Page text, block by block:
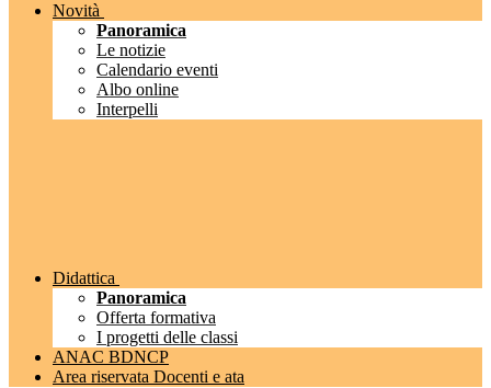
Novità
Panoramica
Le notizie
Calendario eventi
Albo online
Interpelli
Didattica
Panoramica
Offerta formativa
I progetti delle classi
ANAC BDNCP
Area riservata Docenti e ata